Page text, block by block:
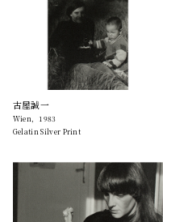
古屋誠一
Wien，1983
Gelatin Silver Print